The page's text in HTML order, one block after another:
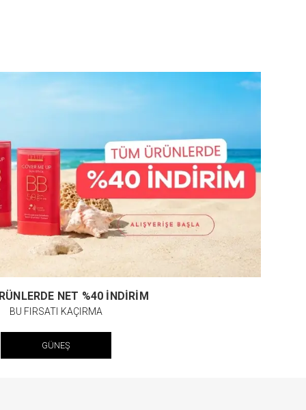
NET %40 İNDİRİM
BU FIRSATI KAÇIRMA
GÜNEŞ